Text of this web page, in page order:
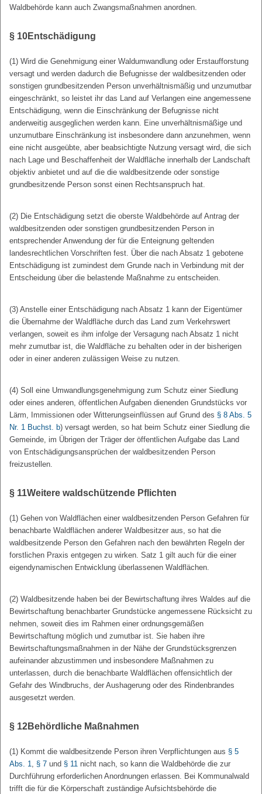
Waldbehörde kann auch Zwangsmaßnahmen anordnen.
§ 10Entschädigung
(1) Wird die Genehmigung einer Waldumwandlung oder Erstaufforstung
versagt und werden dadurch die Befugnisse der waldbesitzenden oder
sonstigen grundbesitzenden Person unverhältnismäßig und unzumutbar
eingeschränkt, so leistet ihr das Land auf Verlangen eine angemessene
Entschädigung, wenn die Einschränkung der Befugnisse nicht
anderweitig ausgeglichen werden kann. Eine unverhältnismäßige und
unzumutbare Einschränkung ist insbesondere dann anzunehmen, wenn
eine nicht ausgeübte, aber beabsichtigte Nutzung versagt wird, die sich
nach Lage und Beschaffenheit der Waldfläche innerhalb der Landschaft
objektiv anbietet und auf die die waldbesitzende oder sonstige
grundbesitzende Person sonst einen Rechtsanspruch hat.
(2) Die Entschädigung setzt die oberste Waldbehörde auf Antrag der
waldbesitzenden oder sonstigen grundbesitzenden Person in
entsprechender Anwendung der für die Enteignung geltenden
landesrechtlichen Vorschriften fest. Über die nach Absatz 1 gebotene
Entschädigung ist zumindest dem Grunde nach in Verbindung mit der
Entscheidung über die belastende Maßnahme zu entscheiden.
(3) Anstelle einer Entschädigung nach Absatz 1 kann der Eigentümer
die Übernahme der Waldfläche durch das Land zum Verkehrswert
verlangen, soweit es ihm infolge der Versagung nach Absatz 1 nicht
mehr zumutbar ist, die Waldfläche zu behalten oder in der bisherigen
oder in einer anderen zulässigen Weise zu nutzen.
(4) Soll eine Umwandlungsgenehmigung zum Schutz einer Siedlung
oder eines anderen, öffentlichen Aufgaben dienenden Grundstücks vor
Lärm, Immissionen oder Witterungseinflüssen auf Grund des § 8 Abs. 5
Nr. 1 Buchst. b) versagt werden, so hat beim Schutz einer Siedlung die
Gemeinde, im Übrigen der Träger der öffentlichen Aufgabe das Land
von Entschädigungsansprüchen der waldbesitzenden Person
freizustellen.
§ 11Weitere waldschützende Pflichten
(1) Gehen von Waldflächen einer waldbesitzenden Person Gefahren für
benachbarte Waldflächen anderer Waldbesitzer aus, so hat die
waldbesitzende Person den Gefahren nach den bewährten Regeln der
forstlichen Praxis entgegen zu wirken. Satz 1 gilt auch für die einer
eigendynamischen Entwicklung überlassenen Waldflächen.
(2) Waldbesitzende haben bei der Bewirtschaftung ihres Waldes auf die
Bewirtschaftung benachbarter Grundstücke angemessene Rücksicht zu
nehmen, soweit dies im Rahmen einer ordnungsgemäßen
Bewirtschaftung möglich und zumutbar ist. Sie haben ihre
Bewirtschaftungsmaßnahmen in der Nähe der Grundstücksgrenzen
aufeinander abzustimmen und insbesondere Maßnahmen zu
unterlassen, durch die benachbarte Waldflächen offensichtlich der
Gefahr des Windbruchs, der Aushagerung oder des Rindenbrandes
ausgesetzt werden.
§ 12Behördliche Maßnahmen
(1) Kommt die waldbesitzende Person ihren Verpflichtungen aus § 5
Abs. 1
§ 7 und § 11 nicht nach, so kann die Waldbehörde die zur
Durchführung erforderlichen Anordnungen erlassen. Bei Kommunalwald
trifft die für die Körperschaft zuständige Aufsichtsbehörde die